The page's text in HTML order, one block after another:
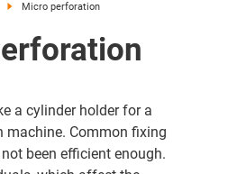
Micro perforation
a cylinder holder for a
machine. Common fixing
been efficient enough.